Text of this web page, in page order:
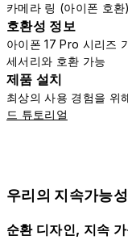
카메라 링 (아이폰 호환
호환성 정보
아이폰 17 Pro 시리즈
세서리와 호환 가능
제품 설치
최상의 사용 경험을 위
드 튜토리얼
우리의 지속가능성
순환 디자인, 지속